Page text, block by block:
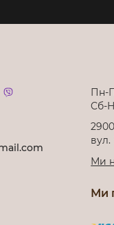
Пн-
Cб-
вул.
Ми
Ми